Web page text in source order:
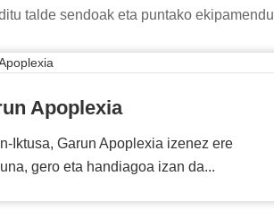
talde sendoak eta puntako
Apoplexia
Iktusa, Garun Apoplexia izenez ere
gero eta handiagoa izan da...